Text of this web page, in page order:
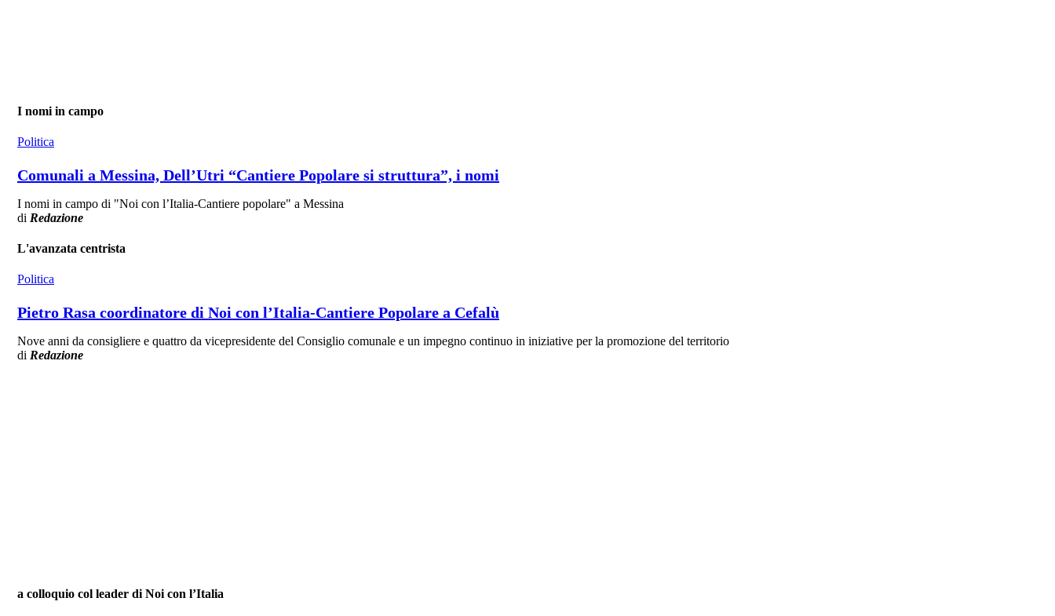
I nomi in campo
Politica
Comunali a Messina, Dell’Utri “Cantiere Popolare si struttura”, i nomi
I nomi in campo di "Noi con l’Italia-Cantiere popolare" a Messina
di Redazione
L'avanzata centrista
Politica
Pietro Rasa coordinatore di Noi con l’Italia-Cantiere Popolare a Cefalù
Nove anni da consigliere e quattro da vicepresidente del Consiglio comunale e un impegno continuo in iniziative per la promozione del territorio
di Redazione
a colloquio col leader di Noi con l’Italia